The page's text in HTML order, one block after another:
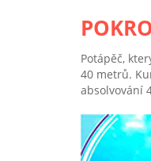
Potápěč,
40 metrů.
absolvování